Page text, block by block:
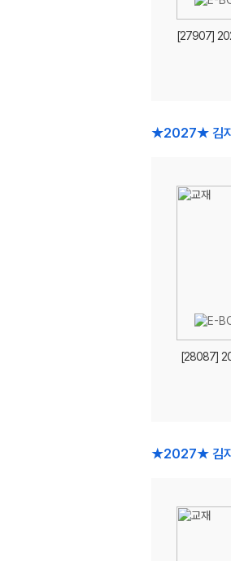
[27907]
★2027★ 김지
[28087]
★2027★ 김지